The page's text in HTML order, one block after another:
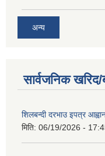
अन्य
सार्वजनिक
शिलबन्दी दरभाउ इपत्र
मिति: 06/19/2026 -